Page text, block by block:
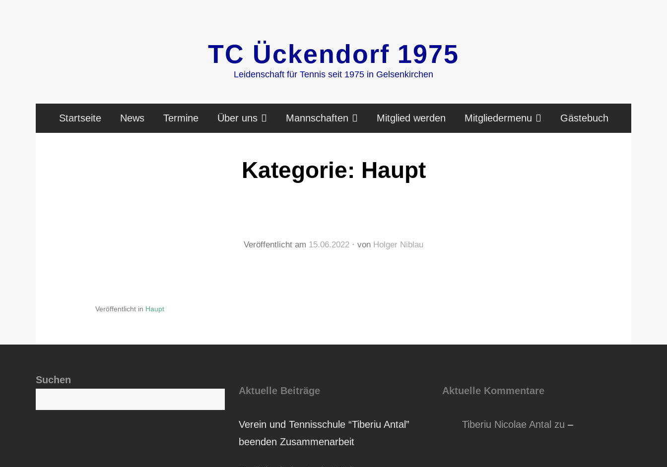
TC Ückendorf 1975
Leidenschaft für Tennis seit 1975 in Gelsenkirchen
Startseite News Termine Über uns Mannschaften Mitglied werden Mitgliedermenu Gästebuch
Kategorie: Haupt
Veröffentlicht am 15.06.2022 von Holger Niblau
Veröffentlicht in Haupt
Suchen
Aktuelle Beiträge
Verein und Tennisschule “Tiberiu Antal”
beenden Zusammenarbeit
Aktuelle Kommentare
Tiberiu Nicolae Antal zu –